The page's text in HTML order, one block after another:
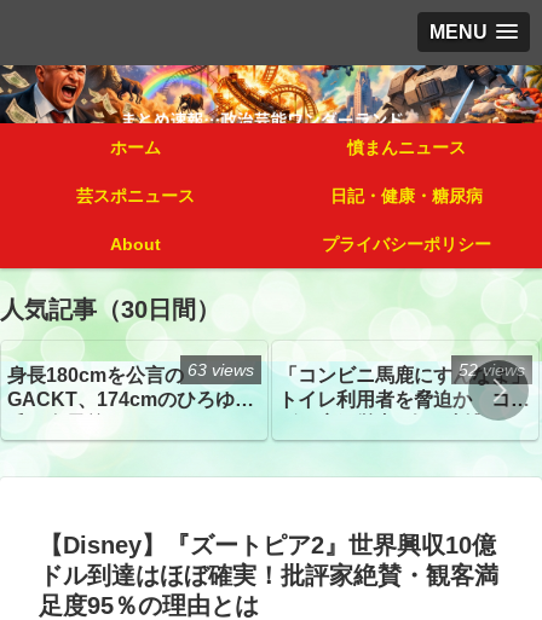
MENU
ホーム 憤まんニュース
芸スポニュース 日記・健康・糖尿病
About プライバシーポリシー
人気記事（30日間）
身長180cmを公言の
GACKT、174cmのひろゆき
トざわつき イベントでの写
真が話題
63 views
「コンビニ馬鹿にすんなよ」
トイレ利用者を脅迫か コン
52 views
【Disney】『ズートピア2』世界興収10億
ドル到達はほぼ確実！批評家絶賛・観客満
足度95％の理由とは